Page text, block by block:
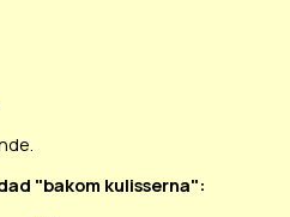
"bakom kulisserna":